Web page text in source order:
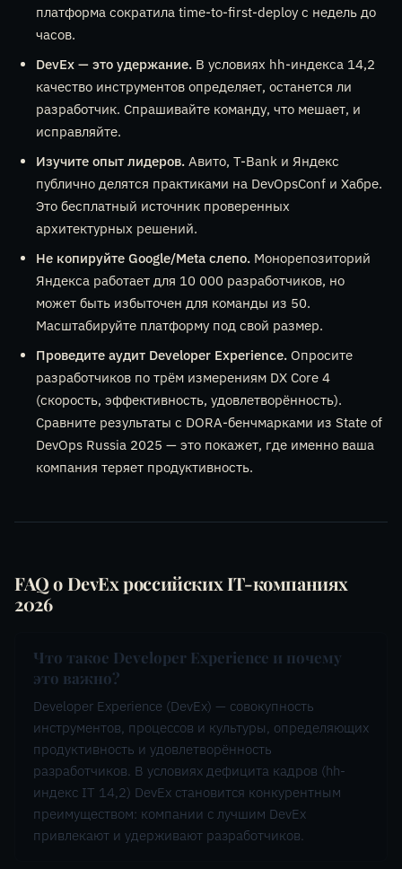
платформа сократила time-to-first-deploy с недель до
часов.
DevEx — это удержание. В условиях hh-индекса 14,2
качество инструментов определяет, останется ли
разработчик. Спрашивайте команду, что мешает, и
исправляйте.
Изучите опыт лидеров. Авито, T-Bank и Яндекс
публично делятся практиками на DevOpsConf и Хабре.
Это бесплатный источник проверенных
архитектурных решений.
Не копируйте Google/Meta слепо. Монорепозиторий
Яндекса работает для 10 000 разработчиков, но
может быть избыточен для команды из 50.
Масштабируйте платформу под свой размер.
Проведите аудит Developer Experience. Опросите
разработчиков по трём измерениям DX Core 4
(скорость, эффективность, удовлетворённость).
Сравните результаты с DORA-бенчмарками из State of
DevOps Russia 2025 — это покажет, где именно ваша
компания теряет продуктивность.
FAQ о DevEx российских IT-компаниях
2026
Что такое Developer Experience и почему
это важно?
Developer Experience (DevEx) — совокупность
инструментов, процессов и культуры, определяющих
продуктивность и удовлетворённость
разработчиков. В условиях дефицита кадров (hh-
индекс IT 14,2) DevEx становится конкурентным
преимуществом: компании с лучшим DevEx
привлекают и удерживают разработчиков.